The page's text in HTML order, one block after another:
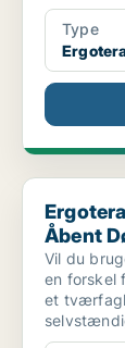
Type
Ergoterapeut
Åbent
Vil du
en forskel
et